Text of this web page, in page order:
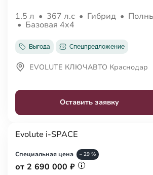
1.5 л • 367 л.с • Гибрид •
• Базовая 4x4
Выгода Спецпредложение
Оставить заявку
EVOLUTE КЛЮЧАВТО Краснодар
Evolute i-SPACE
Специальная цена – 29 %
от 2 690 000 ₽